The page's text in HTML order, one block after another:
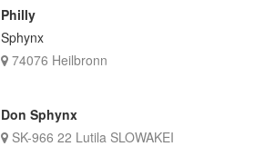
Philly
Sphynx
74076 Heilbronn
Don Sphynx
SK-966 22 Lutila SLOWAKEI